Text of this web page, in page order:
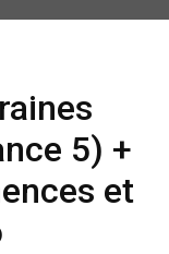
5) +
et